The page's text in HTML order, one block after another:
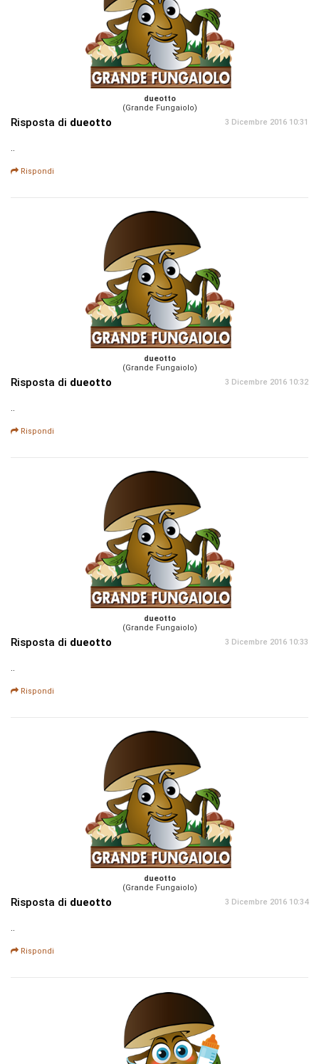
dueotto
(Grande Fungaiolo)
Risposta di dueotto 3 Dicembre 2016 10:31
..
Rispondi
dueotto
(Grande Fungaiolo)
Risposta di dueotto 3 Dicembre 2016 10:32
..
Rispondi
dueotto
(Grande Fungaiolo)
Risposta di dueotto 3 Dicembre 2016 10:33
..
Rispondi
dueotto
(Grande Fungaiolo)
Risposta di dueotto 3 Dicembre 2016 10:34
..
Rispondi